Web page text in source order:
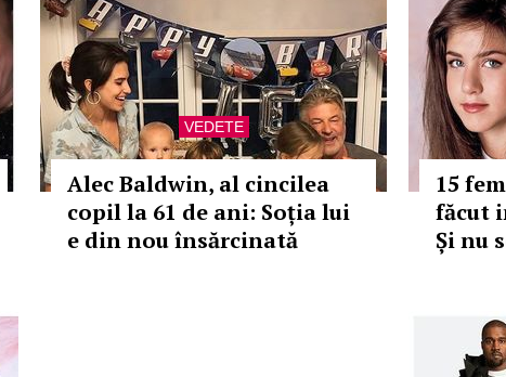
VEDETE
Alec Baldwin, al cincilea
copil la 61 de ani: Soția lui
e din nou însărcinată
15
făcut
Și nu